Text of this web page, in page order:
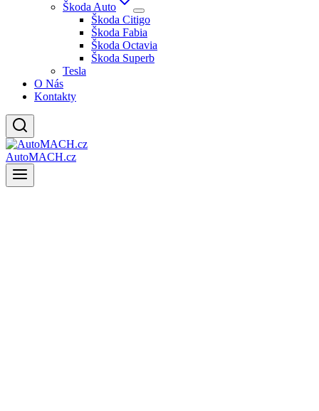
Škoda Auto
Škoda Citigo
Škoda Fabia
Škoda Octavia
Škoda Superb
Tesla
O Nás
Kontakty
AutoMACH.cz